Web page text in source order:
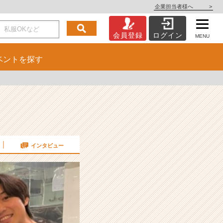
企業担当者様へ >
会員登録 ログイン MENU
ント を探す
インタビュー